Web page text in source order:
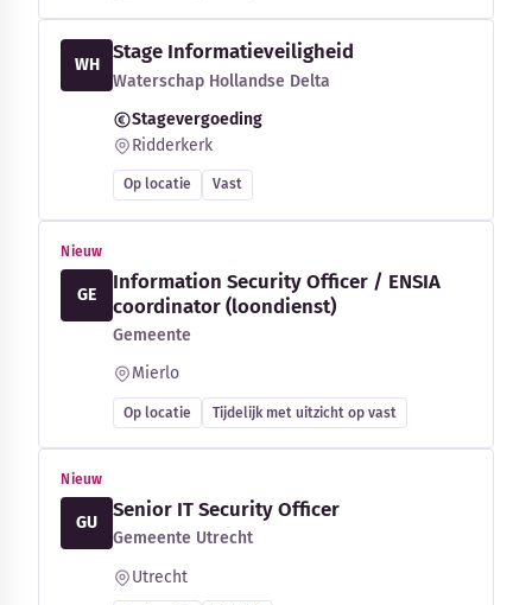
WH
Stage Informatieveiligheid
Waterschap Hollandse Delta
Stagevergoeding
Ridderkerk
Op locatie Vast
Nieuw
GE
Information Security Officer / ENSIA
coordinator (loondienst)
Gemeente
Mierlo
Op locatie Tijdelijk met uitzicht op vast
Nieuw
GU
Senior IT Security Officer
Gemeente Utrecht
Utrecht